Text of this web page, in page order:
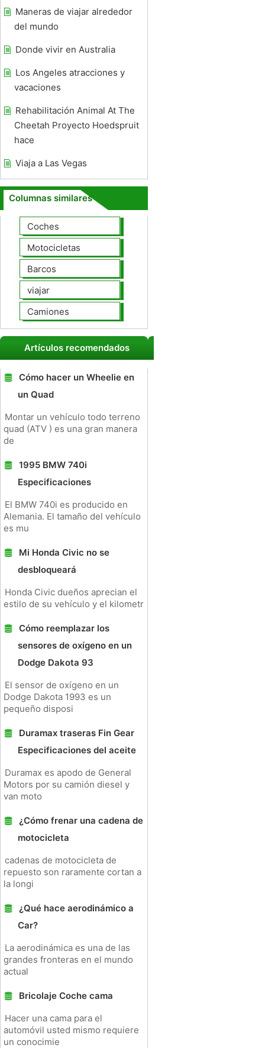
Maneras de viajar alrededor
del mundo
Donde vivir en Australia
Los Angeles atracciones y
vacaciones
Rehabilitación Animal At The
Cheetah Proyecto Hoedspruit
hace
Viaja a Las Vegas
Columnas similares
Coches
Motocicletas
Barcos
viajar
Camiones
Artículos recomendados
Cómo hacer un Wheelie en
un Quad
Montar un vehículo todo terreno
quad (ATV ) es una gran manera
de
1995 BMW 740i
Especificaciones
El BMW 740i es producido en
Alemania. El tamaño del vehículo
es mu
Mi Honda Civic no se
desbloqueará
Honda Civic dueños aprecian el
estilo de su vehículo y el kilometr
Cómo reemplazar los
sensores de oxígeno en un
Dodge Dakota 93
El sensor de oxígeno en un
Dodge Dakota 1993 es un
pequeño disposi
Duramax traseras Fin Gear
Especificaciones del aceite
Duramax es apodo de General
Motors por su camión diesel y
van moto
¿Cómo frenar una cadena de
motocicleta
cadenas de motocicleta de
repuesto son raramente cortan a
la longi
¿Qué hace aerodinámico a
Car?
La aerodinámica es una de las
grandes fronteras en el mundo
actual
Bricolaje Coche cama
Hacer una cama para el
automóvil usted mismo requiere
un conocimie